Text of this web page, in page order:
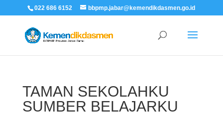
022 686 6152 bbpmp.jabar@kemendikdasmen.go.id
TAMAN SEKOLAHKU
SUMBER BELAJARKU